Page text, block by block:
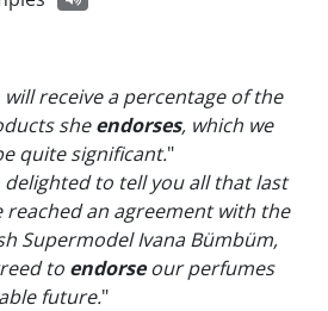
receive a percentage of the
sheendorses, which we
quite significant."
delighted to tell you all that last
reached an agreement with the
Supermodel Ivana Bümbüm,
to endorseour perfumes
future."